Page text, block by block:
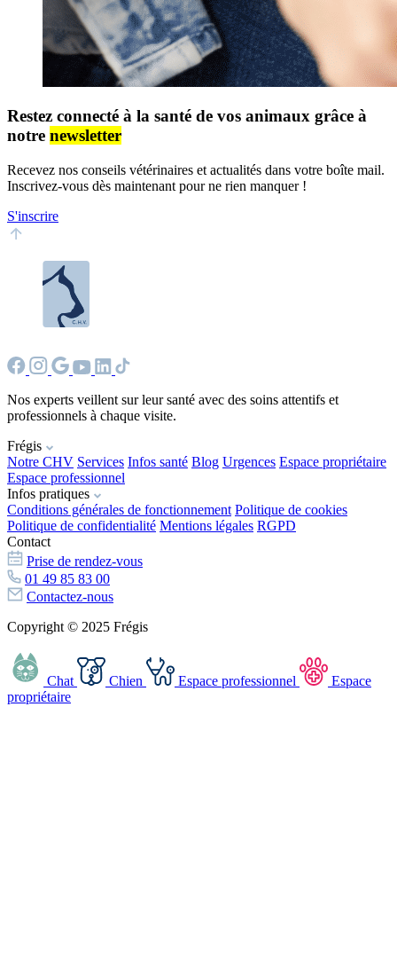
Restez connecté à la santé de vos animaux grâce à
notre newsletter
Recevez nos conseils vétérinaires et actualités dans votre boîte mail.
Inscrivez-vous dès maintenant pour ne rien manquer !
S'inscrire
Nos experts veillent sur leur santé avec des soins attentifs et
professionnels à chaque visite.
Frégis
Notre CHV Services Infos santé Blog Urgences Espace propriétaire
Espace professionnel
Infos pratiques
Conditions générales de fonctionnement Politique de cookies
Politique de confidentialité Mentions légales RGPD
Contact
Prise de rendez-vous
01 49 85 83 00
Contactez-nous
Copyright © 2025 Frégis
Chat Chien Espace professionnel
Espace
propriétaire